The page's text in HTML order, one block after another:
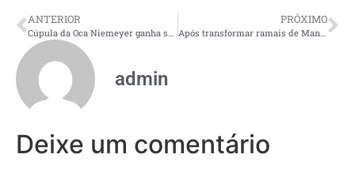
ANTERIOR
Cúpula da Oca Niemeyer ganha sexto anel concretado no parque construído pela prefeitura na zona Leste
PRÓXIMO
Após transformar ramais de Manaus, David Almeida apresenta modelo para impulsionar produção e desenvolvimento no Amazonas
admin
Deixe um comentário